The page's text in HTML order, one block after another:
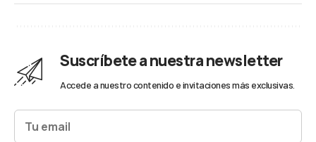
Suscríbete a nuestra newsletter
Accede a nuestro contenido e invitaciones más exclusivas.